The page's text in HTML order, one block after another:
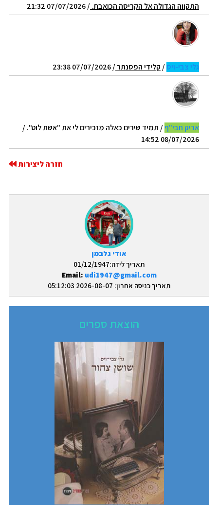
אודי גלבמן
תאריך לידה:01/12/1947
Email: udi1947@gmail.com
תאריך כניסה אחרון: 2026-08-07 05:12:03
הוצאת ספרים
התקווה הגדולה אל הקריסה הכואבת./ 07/07/2026 21:32
גלי צבי-ויס/ קלידי הפסנתר/ 07/07/2026 23:38
אריק חבי"ף/ תמיד שירים כאלה מזכירים לי את "אשת לוט"./
08/07/2026 14:52
חזרה ליצירות